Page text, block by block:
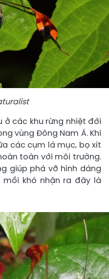
ở các khu rừng nhiệt đới
vùng Đông Nam Á. Khi
các cụm lá mục, bọ xít
toàn với môi trường.
giúp phá vỡ hình dáng
mồi khó nhận ra đây là